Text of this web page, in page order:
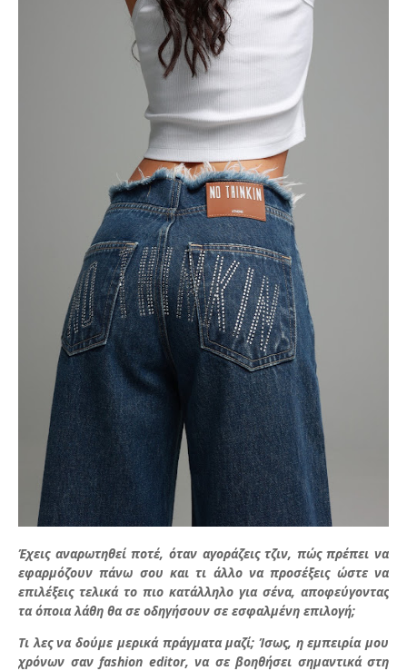
Έχεις αναρωτηθεί ποτέ, όταν αγοράζεις τζιν, πώς πρέπει να
εφαρμόζουν πάνω σου και τι άλλο να προσέξεις ώστε να
επιλέξεις τελικά το πιο κατάλληλο για σένα, αποφεύγοντας
τα όποια λάθη θα σε οδηγήσουν σε εσφαλμένη επιλογή;
Τι λες να δούμε μερικά πράγματα μαζί; Ίσως, η εμπειρία μου
χρόνων σαν fashion editor, να σε βοηθήσει σημαντικά στη